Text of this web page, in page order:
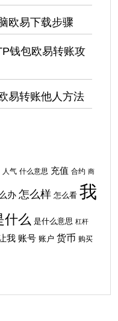
欧易下载步骤
钱包欧易转账攻
易转账他人方法
人气 什么意思 充值 合约 商
办 怎么样 怎么看 我
什么 是什么意思 杠杆
我 账号 账户 货币 购买